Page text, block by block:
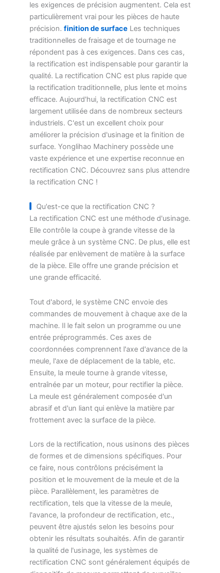
les exigences de précision augmentent. Cela est
particulièrement vrai pour les pièces de haute
précision. finition de surface Les techniques
traditionnelles de fraisage et de tournage ne
répondent pas à ces exigences. Dans ces cas,
la rectification est indispensable pour garantir la
qualité. La rectification CNC est plus rapide que
la rectification traditionnelle, plus lente et moins
efficace. Aujourd'hui, la rectification CNC est
largement utilisée dans de nombreux secteurs
industriels. C'est un excellent choix pour
améliorer la précision d'usinage et la finition de
surface. Yonglihao Machinery possède une
vaste expérience et une expertise reconnue en
rectification CNC. Découvrez sans plus attendre
la rectification CNC !
Qu'est-ce que la rectification CNC ?
La rectification CNC est une méthode d'usinage.
Elle contrôle la coupe à grande vitesse de la
meule grâce à un système CNC. De plus, elle est
réalisée par enlèvement de matière à la surface
de la pièce. Elle offre une grande précision et
une grande efficacité.
Tout d'abord, le système CNC envoie des
commandes de mouvement à chaque axe de la
machine. Il le fait selon un programme ou une
entrée préprogrammés. Ces axes de
coordonnées comprennent l'axe d'avance de la
meule, l'axe de déplacement de la table, etc.
Ensuite, la meule tourne à grande vitesse,
entraînée par un moteur, pour rectifier la pièce.
La meule est généralement composée d'un
abrasif et d'un liant qui enlève la matière par
frottement avec la surface de la pièce.
Lors de la rectification, nous usinons des pièces
de formes et de dimensions spécifiques. Pour
ce faire, nous contrôlons précisément la
position et le mouvement de la meule et de la
pièce. Parallèlement, les paramètres de
rectification, tels que la vitesse de la meule,
l'avance, la profondeur de rectification, etc.,
peuvent être ajustés selon les besoins pour
obtenir les résultats souhaités. Afin de garantir
la qualité de l'usinage, les systèmes de
rectification CNC sont généralement équipés de